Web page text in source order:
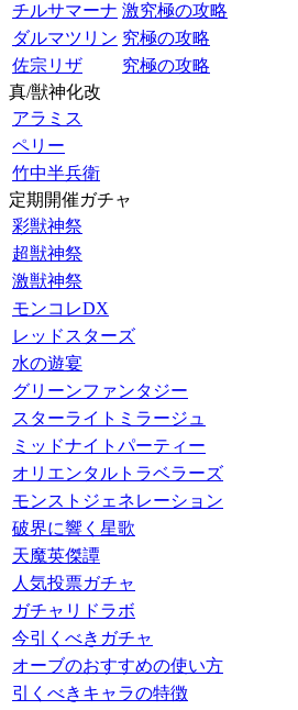
チルサマーナ 激究極の攻略
ダルマツリン 究極の攻略
佐宗リザ
究極の攻略
真/獣神化改
アラミス
ペリー
竹中半兵衛
定期開催ガチャ
彩獣神祭
超獣神祭
激獣神祭
モンコレDX
レッドスターズ
水の遊宴
グリーンファンタジー
スターライトミラージュ
ミッドナイトパーティー
オリエンタルトラベラーズ
モンストジェネレーション
破界に響く星歌
天魔英傑譚
人気投票ガチャ
ガチャリドラボ
今引くべきガチャ
オーブのおすすめの使い方
引くべきキャラの特徴